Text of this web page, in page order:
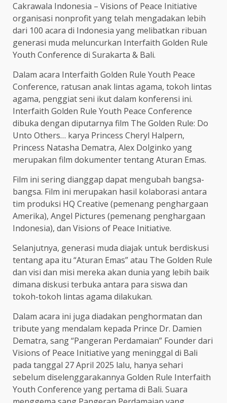
Cakrawala Indonesia – Visions of Peace Initiative
organisasi nonprofit yang telah mengadakan lebih
dari 100 acara di Indonesia yang melibatkan ribuan
generasi muda meluncurkan Interfaith Golden Rule
Youth Conference di Surakarta & Bali.
Dalam acara Interfaith Golden Rule Youth Peace
Conference, ratusan anak lintas agama, tokoh lintas
agama, penggiat seni ikut dalam konferensi ini.
Interfaith Golden Rule Youth Peace Conference
dibuka dengan diputarnya film The Golden Rule: Do
Unto Others… karya Princess Cheryl Halpern,
Princess Natasha Dematra, Alex Dolginko yang
merupakan film dokumenter tentang Aturan Emas.
Film ini sering dianggap dapat mengubah bangsa-
bangsa. Film ini merupakan hasil kolaborasi antara
tim produksi HQ Creative (pemenang penghargaan
Amerika), Angel Pictures (pemenang penghargaan
Indonesia), dan Visions of Peace Initiative.
Selanjutnya, generasi muda diajak untuk berdiskusi
tentang apa itu “Aturan Emas” atau The Golden Rule
dan visi dan misi mereka akan dunia yang lebih baik
dimana diskusi terbuka antara para siswa dan
tokoh-tokoh lintas agama dilakukan.
Dalam acara ini juga diadakan penghormatan dan
tribute yang mendalam kepada Prince Dr. Damien
Dematra, sang “Pangeran Perdamaian” Founder dari
Visions of Peace Initiative yang meninggal di Bali
pada tanggal 27 April 2025 lalu, hanya sehari
sebelum diselenggarakannya Golden Rule Interfaith
Youth Conference yang pertama di Bali. Suara